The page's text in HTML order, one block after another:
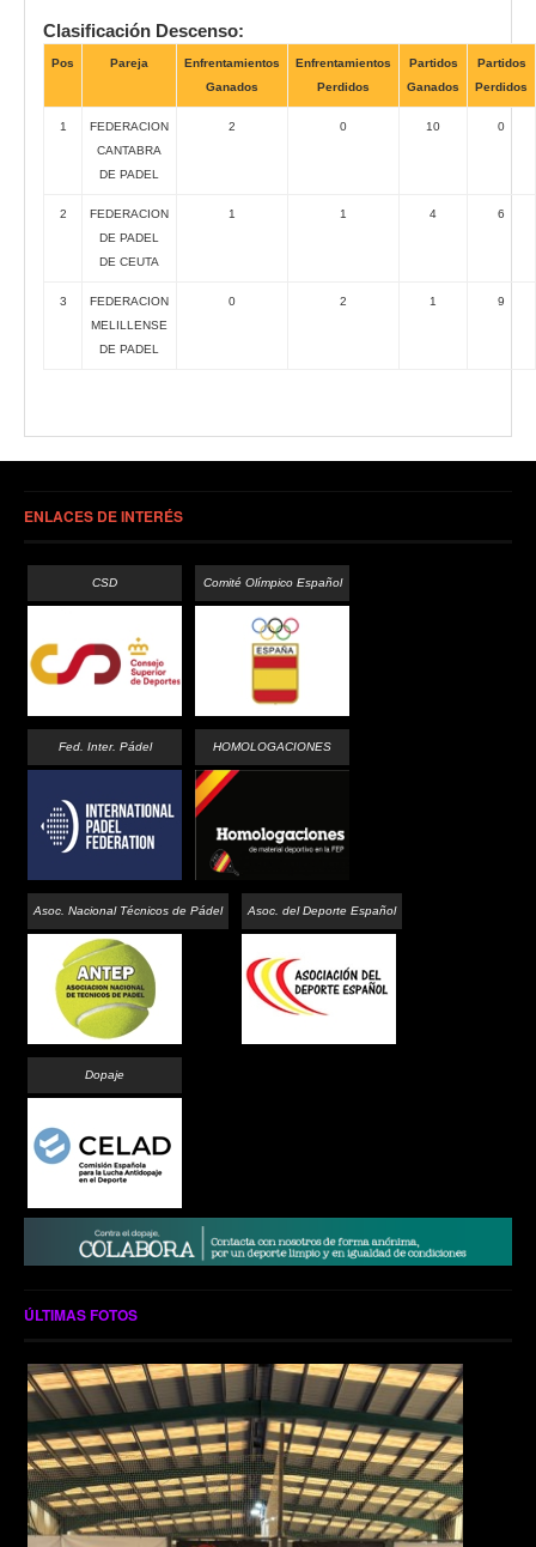
Clasificación Descenso:
Pos Pareja
Enfrentamientos
Ganados
Enfrentamientos
Perdidos
Partidos
Ganados
Partidos
Perdidos
1
FEDERACION
CANTABRA
DE PADEL
2 0 10 0
2
FEDERACION
DE PADEL
DE CEUTA
1 1 4 6
3
FEDERACION
MELILLENSE
DE PADEL
0 2 1 9
ENLACES DE INTERÉS
CSD Comité Olímpico Español
Fed. Inter. Pádel HOMOLOGACIONES
Asoc. Nacional Técnicos de Pádel Asoc. del Deporte Español
Dopaje
ÚLTIMAS FOTOS